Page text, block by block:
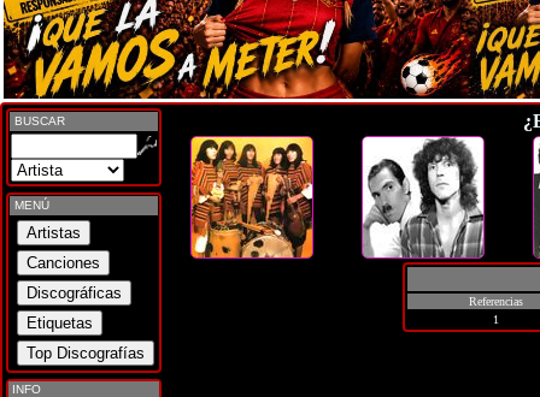
BUSCAR
MENÚ
INFO
Referencias
1